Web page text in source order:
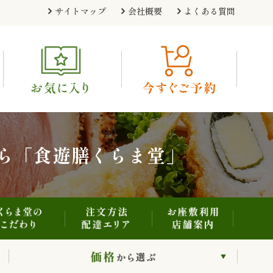
サイトマップ 会社概要 よくある質問
「食遊膳くらま堂」
ご利用シーンから選ぶ 価格から選ぶ